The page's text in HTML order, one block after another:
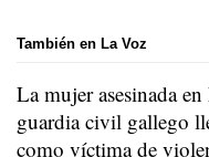
También en La Voz
La mujer asesinada
guardia civil gallego
como víctima de